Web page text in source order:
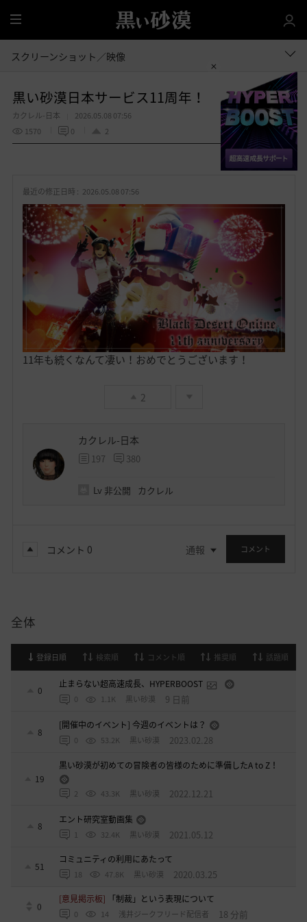
全
体
スクリーンショット／映像
黒い砂漠日本サービス11周年！
カクレル-日本
2026.05.08 07:56
1570
0 2
お
入
り
共有する
最近の修正日時 : 2026.05.08 07:56
11年も続くなんて凄い！おめでとうございます！
2
カクレル-日本
197 380
Lv 非公開 カクレル
コメント 0 通報 コメント
全体
登録日順 検索順 コメント順 推奨順 話題順
0
止まらない超高速成長、HYPERBOOST
0 1.1K 黒い砂漠 9 日前
8
[開催中のイベント] 今週のイベントは？
0 53.2K 黒い砂漠 2023.02.28
19
黒い砂漠が初めての冒険者の皆様のために準備したA to Z！
2 43.3K 黒い砂漠 2022.12.21
8
エント研究室動画集
1 32.4K 黒い砂漠 2021.05.12
51
コミュニティの利用にあたって
18 47.8K 黒い砂漠 2020.03.25
0
[意見掲示板] 「制裁」という表現について
0 14 浅井ジークフリード配信者 18 分前